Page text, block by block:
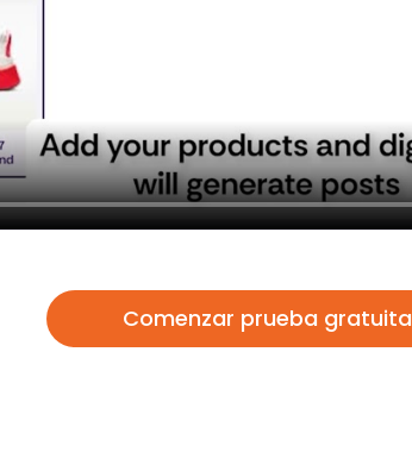
Comenzar prueba gratuita